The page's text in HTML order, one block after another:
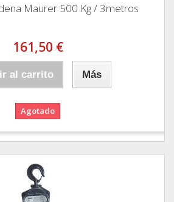
Maurer 500 Kg / 3metros
161,50 €
al carrito Más
Agotado